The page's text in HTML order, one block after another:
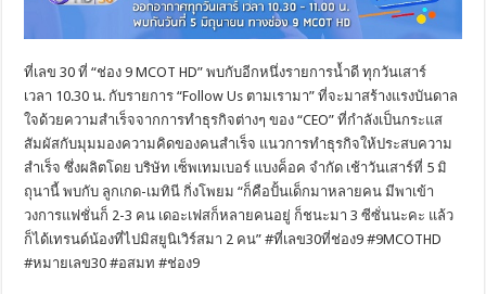
ที่เลข 30 ที่ “ช่อง 9MCOT HD” พบกับอีกหนึ่งรายการน้ำดี ทุกวันเสาร์
เวลา 10.30น. กับรายการ “Follow Us ตามเรามา” ที่จะมาสร้างแรงบันดาล
ใจด้วยความสำเร็จจากการทำธุรกิจต่างๆ ของ“CEO”ที่กําลังเป็นกระแส
สัมผัสกับมุมมองความคิดของคนสำเร็จ แนวการทำธุรกิจให้ประสบความ
สำเร็จ ซึ่งผลิตโดย บริษัท เซ็พเทมเบอร์ แบงค็อค จำกัด เช้าวันเสาร์ที่ 5มิ
ถุนานี้ พบกับ ลูกเกด-เมทินี กิ่งโพยม “ก็คือปั้นเด็กมาหลายคน มีพาเข้า
วงการแฟชั่นก็ 2-3 คน เดอะเฟสก็หลายคนอยู่ ก็ชนะมา3ซีซั่นนะคะ แล้ว
ก็ได้เทรนด์น้องที่ไปมิสยูนิเวิร์สมา 2 คน”#ที่เลข30ที่ช่อง9#9MCOTHD
#หมายเลข30 #อสมท#ช่อง9